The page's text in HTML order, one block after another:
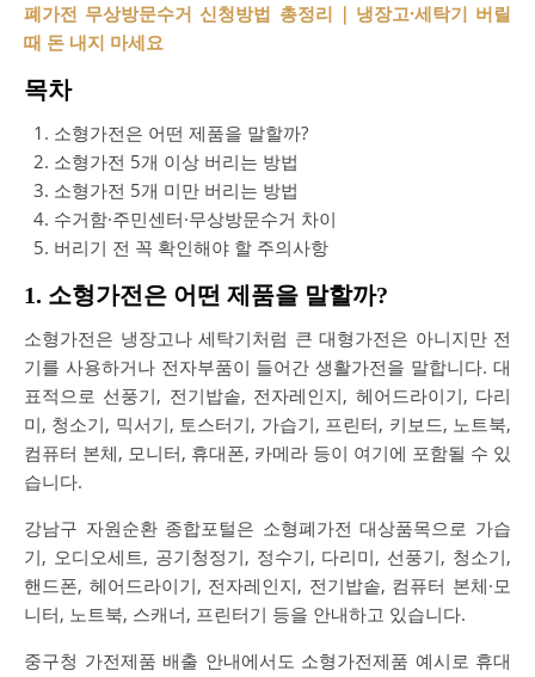
폐가전 무상방문수거 신청방법 총정리｜냉장고·세탁기 버릴
때 돈 내지 마세요
목차
소형가전은 어떤 제품을 말할까?
소형가전 5개 이상 버리는 방법
소형가전 5개 미만 버리는 방법
수거함·주민센터·무상방문수거 차이
버리기 전 꼭 확인해야 할 주의사항
1. 소형가전은 어떤 제품을 말할까?
소형가전은 냉장고나 세탁기처럼 큰 대형가전은 아니지만 전
기를 사용하거나 전자부품이 들어간 생활가전을 말합니다. 대
표적으로 선풍기, 전기밥솥, 전자레인지, 헤어드라이기, 다리
미, 청소기, 믹서기, 토스터기, 가습기, 프린터, 키보드, 노트북,
컴퓨터 본체, 모니터, 휴대폰, 카메라 등이 여기에 포함될 수 있
습니다.
강남구 자원순환 종합포털은 소형폐가전 대상품목으로 가습
기, 오디오세트, 공기청정기, 정수기, 다리미, 선풍기, 청소기,
핸드폰, 헤어드라이기, 전자레인지, 전기밥솥, 컴퓨터 본체·모
니터, 노트북, 스캐너, 프린터기 등을 안내하고 있습니다.
중구청 가전제품 배출 안내에서도 소형가전제품 예시로 휴대